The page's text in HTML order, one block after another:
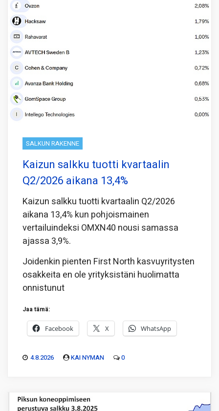
SALKUN RAKENNE
Kaizun salkku tuotti kvartaalin
Q2/2026 aikana 13,4%
Kaizun salkku tuotti kvartaalin Q2/2026
aikana 13,4% kun pohjoismainen
vertailuindeksi OMXN40 nousi samassa
ajassa 3,9%.
Joidenkin pienten First North kasvuyritysten
osakkeita en ole yrityksistäni huolimatta
onnistunut
Jaa tämä:
Facebook X WhatsApp
4.8.2026 KAI NYMAN 0